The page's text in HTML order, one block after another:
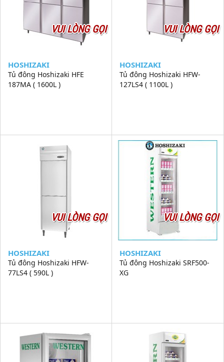
VUI LÒNG GỌI
HOSHIZAKI
Tủ đông Hoshizaki HFE
187MA ( 1600L )
VUI LÒNG GỌI
HOSHIZAKI
Tủ đông Hoshizaki HFW-
127LS4 ( 1100L )
VUI LÒNG GỌI
HOSHIZAKI
Tủ đông Hoshizaki HFW-
77LS4 ( 590L )
VUI LÒNG GỌI
HOSHIZAKI
Tủ đông Hoshizaki SRF500-
XG